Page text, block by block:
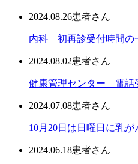
2024.08.26患者さん
内科 初再診受付時間の
2024.08.02患者さん
健康管理センター 電話
2024.07.08患者さん
10月20日は日曜日に乳
2024.06.18患者さん